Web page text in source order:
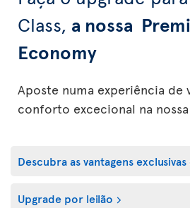
Class, a nossa
Economy
Aposte numa experiência de
conforto excecional na nossa
Descubra as vantagens
Upgrade por leilão